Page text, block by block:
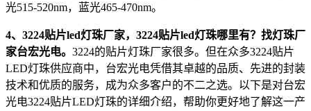
光515-520nm，蓝光465-470nm。
4、3224贴片led灯珠厂家，3224贴片led灯珠哪里有？找灯珠厂
家台宏光电。 3224的贴片灯珠厂家很多。但在众多3224贴片
LED灯珠供应商中，台宏光电凭借其卓越的品质、先进的封装
技术和优质的服务，成为众多客户的不二之选。以下是对台宏
光电3224贴片LED灯珠的详细介绍，帮助你更好地了解这一产